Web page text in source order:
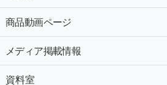
商品動画ページ
メディア掲載情報
資料室